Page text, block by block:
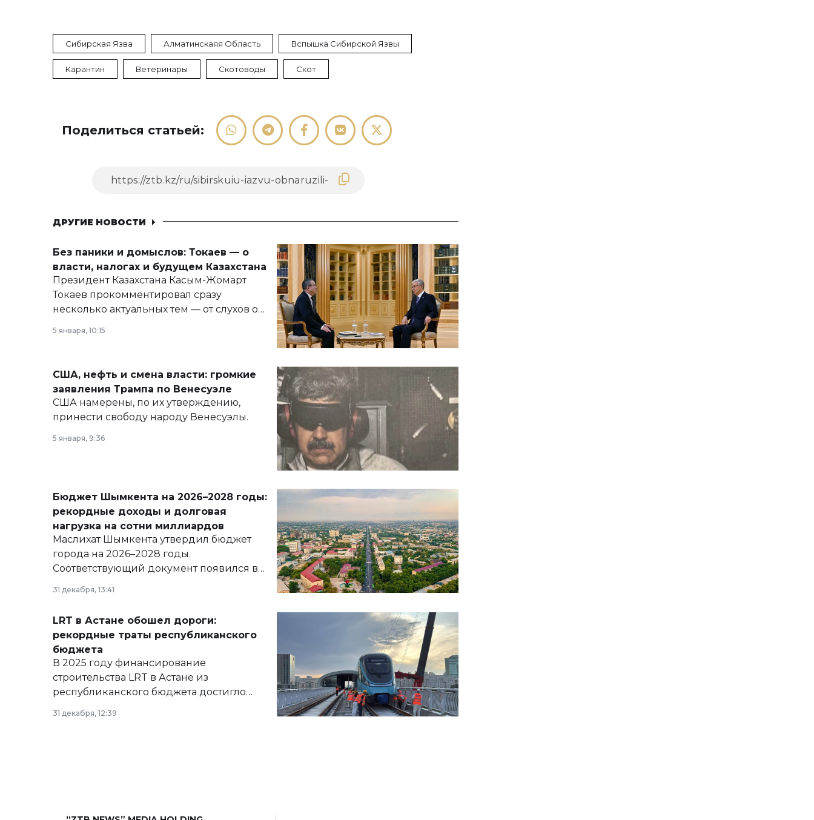
Сибирская Язва Алматинскаяя Область Вспышка Сибирской Язвы
Карантин Ветеринары Скотоводы Скот
Поделиться статьей:
ДРУГИЕ НОВОСТИ
Без паники и домыслов: Токаев — о
власти, налогах и будущем Казахстана
Президент Казахстана Касым-Жомарт
Токаев прокомментировал сразу
несколько актуальных тем — от слухов о
армии, экономики и личного здоровья.
5 января, 10:15
США, нефть и смена власти: громкие
заявления Трампа по Венесуэле
США намерены, по их утверждению,
принести свободу народу Венесуэлы.
5 января, 9:36
Бюджет Шымкента на 2026–2028 годы:
рекордные доходы и долговая
нагрузка на сотни миллиардов
Маслихат Шымкента утвердил бюджет
города на 2026–2028 годы.
Соответствующий документ появился в
базе нормативных правовых актов и на
сайте маслихат города.
31 декабря, 13:41
LRT в Астане обошел дороги:
рекордные траты республиканского
бюджета
В 2025 году финансирование
строительства LRT в Астане из
республиканского бюджета достигло
рекордных объемов.
31 декабря, 12:39